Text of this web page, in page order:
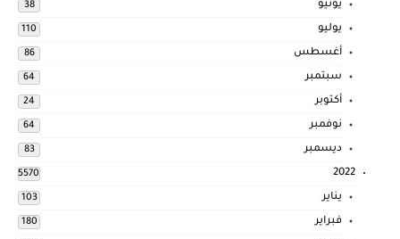
يونيو 38
يوليو 110
أغسطس 86
سبتمبر 64
أكتوبر 24
نوفمبر 64
ديسمبر 83
2022
5570
يناير 103
فبراير 180